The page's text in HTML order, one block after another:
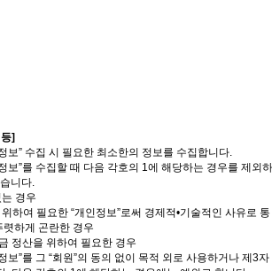
]
보” 수집 시 필요한 최소한의 정보를 수집합니다.
보”를 수집할 때 다음 각호의 1에 해당하는 경우를 제외하
니다.
경우
하여 필요한 “개인정보”로써 경제적•기술적인 사유로 통
하게 곤란한 경우
정산을 위하여 필요한 경우
보”를 그 “회원”의 동의 없이 목적 외로 사용하거나 제 3자